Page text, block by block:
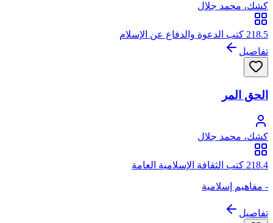
كشك، محمد جلال
218.5 كتب الدعوة والدفاع عن الإسلام
تفاصيل
الحق المر
كشك، محمد جلال
218.4 كتب الثقافة الإسلامية العامة
- مفاهيم إسلامية
تفاصيل